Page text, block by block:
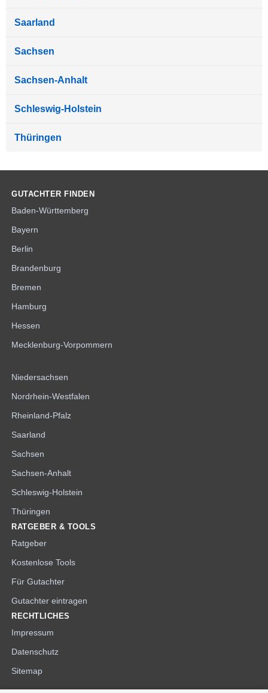
Saarland
Sachsen
Sachsen-Anhalt
Schleswig-Holstein
Thüringen
GUTACHTER FINDEN
Baden-Württemberg
Bayern
Berlin
Brandenburg
Bremen
Hamburg
Hessen
Mecklenburg-Vorpommern
Niedersachsen
Nordrhein-Westfalen
Rheinland-Pfalz
Saarland
Sachsen
Sachsen-Anhalt
Schleswig-Holstein
Thüringen
RATGEBER & TOOLS
Ratgeber
Kostenlose Tools
Für Gutachter
Gutachter eintragen
RECHTLICHES
Impressum
Datenschutz
Sitemap